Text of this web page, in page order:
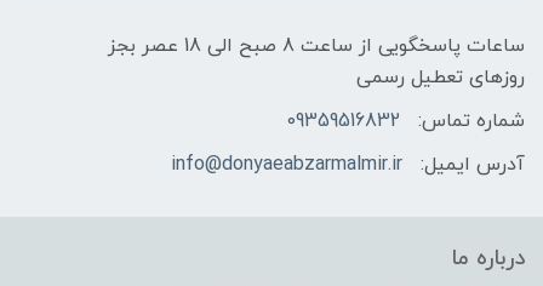
ساعات پاسخگویی از ساعت 8 صبح الی 18 عصر بجز
روزهای تعطیل رسمی
شماره تماس:
09359516832
آدرس ایمیل:
info@donyaeabzarmalmir.ir
درباره ما